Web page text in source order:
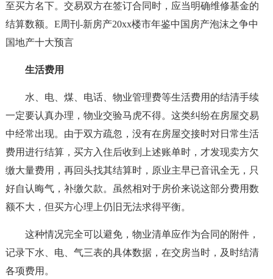
至买方名下。交易双方在签订合同时，应当明确维修基金的
结算数额。E周刊-新房产20xx楼市年鉴中国房产泡沫之争中
国地产十大预言
生活费用
水、电、煤、电话、物业管理费等生活费用的结清手续
一定要认真办理，物业交验马虎不得。这类纠纷在房屋交易
中经常出现。由于双方疏忽，没有在房屋交接时对日常生活
费用进行结算，买方入住后收到上述账单时，才发现卖方欠
缴大量费用，再回头找其结算时，原业主早已音讯全无，只
好自认晦气，补缴欠款。虽然相对于房价来说这部分费用数
额不大，但买方心理上仍旧无法求得平衡。
这种情况完全可以避免，物业清单应作为合同的附件，
记录下水、电、气三表的具体数据，在交房当时，及时结清
各项费用。